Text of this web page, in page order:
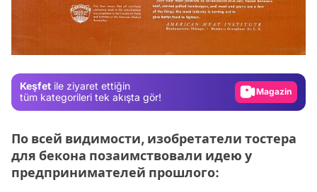
Keşfet ile ziyaret ettiğin
tüm kategorileri tek akışta gör!
Video
По всей видимости, изобретатели тостера
для бекона позаимствовали идею у
предпринимателей прошлого: